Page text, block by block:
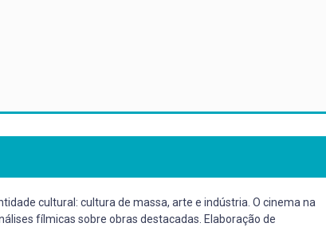
cultural: cultura de massa, arte e indústria. O cinema na
fílmicas sobre obras destacadas. Elaboração de